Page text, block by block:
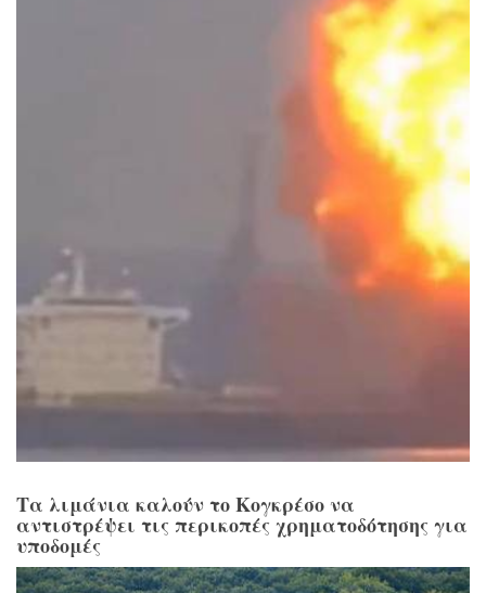
Τα λιμάνια καλούν το Κογκρέσο να
αντιστρέψει τις περικοπές χρηματοδότησης για
υποδομές